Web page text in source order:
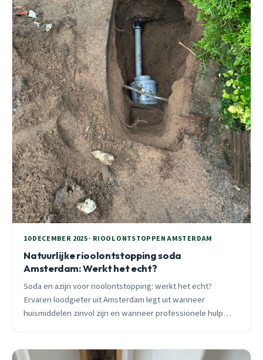
10 DECEMBER 2025 · RIOOL ONTSTOPPEN AMSTERDAM
Natuurlijke rioolontstopping soda
Amsterdam: Werkt het echt?
Soda en azijn voor rioolontstopping: werkt het echt?
Ervaren loodgieter uit Amsterdam legt uit wanneer
huismiddelen zinvol zijn en wanneer professionele hulp